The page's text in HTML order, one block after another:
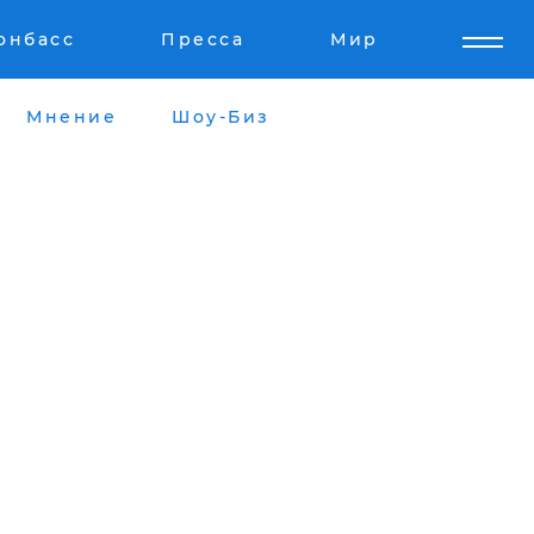
Пресса Мир
Мнение Шоу-Биз